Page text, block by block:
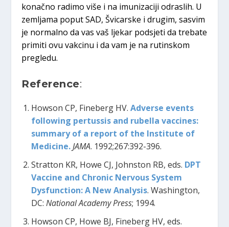
konačno radimo više i na imunizaciji odraslih. U
zemljama poput SAD, Švicarske i drugim, sasvim
je normalno da vas vaš ljekar podsjeti da trebate
primiti ovu vakcinu i da vam je na rutinskom
pregledu.
Reference:
Howson CP, Fineberg HV. Adverse events
following pertussis and rubella vaccines:
summary of a report of the Institute of
Medicine.JAMA. 1992;267:392-396.
Stratton KR, Howe CJ, Johnston RB, eds. DPT
Vaccine and Chronic Nervous System
Dysfunction: A New Analysis. Washington,
DC: National Academy Press; 1994.
Howson CP, Howe BJ, Fineberg HV, eds.